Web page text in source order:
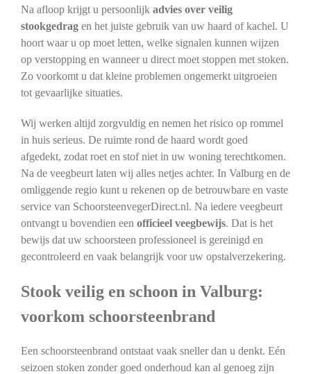
Na afloop krijgt u persoonlijk advies over veilig
stookgedragen het juiste gebruik van uw haard of kachel. U
hoort waar u op moet letten, welke signalen kunnen wijzen
op verstopping en wanneer u direct moet stoppen met stoken.
Zo voorkomt u dat kleine problemen ongemerkt uitgroeien
tot gevaarlijke situaties.
Wij werken altijd zorgvuldig en nemen het risico op rommel
in huis serieus. De ruimte rond de haard wordt goed
afgedekt, zodat roet en stof niet in uw woning terechtkomen.
Na de veegbeurt laten wij alles netjes achter. In Valburg en de
omliggende regio kunt u rekenen op de betrouwbare en vaste
service van SchoorsteenvegerDirect.nl. Na iedere veegbeurt
ontvangt u bovendien een officieel veegbewijs. Dat is het
bewijs dat uw schoorsteen professioneel is gereinigd en
gecontroleerd en vaak belangrijk voor uw opstalverzekering.
Stook veilig en schoon in Valburg:
voorkom schoorsteenbrand
Een schoorsteenbrand ontstaat vaak sneller dan u denkt. Eén
seizoen stoken zonder goed onderhoud kan al genoeg zijn